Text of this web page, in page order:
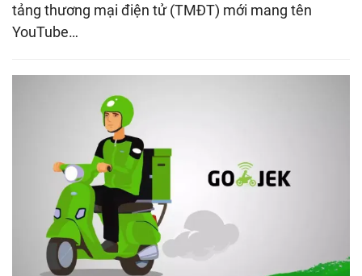
tảng thương mại điện tử (TMĐT) mới mang tên
YouTube…